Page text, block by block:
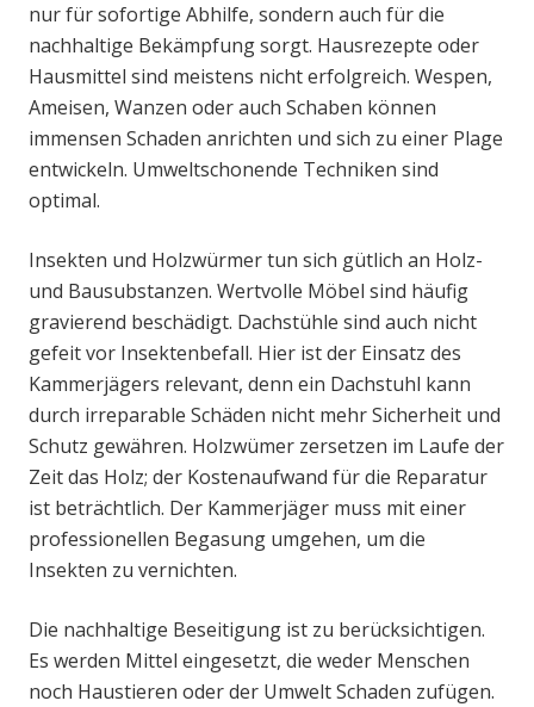
nur für sofortige Abhilfe, sondern auch für die
nachhaltige Bekämpfung sorgt. Hausrezepte oder
Hausmittel sind meistens nicht erfolgreich. Wespen,
Ameisen, Wanzen oder auch Schaben können
immensen Schaden anrichten und sich zu einer Plage
entwickeln. Umweltschonende Techniken sind
optimal.
Insekten und Holzwürmer tun sich gütlich an Holz-
und Bausubstanzen. Wertvolle Möbel sind häufig
gravierend beschädigt. Dachstühle sind auch nicht
gefeit vor Insektenbefall. Hier ist der Einsatz des
Kammerjägers relevant, denn ein Dachstuhl kann
durch irreparable Schäden nicht mehr Sicherheit und
Schutz gewähren. Holzwümer zersetzen im Laufe der
Zeit das Holz; der Kostenaufwand für die Reparatur
ist beträchtlich. Der Kammerjäger muss mit einer
professionellen Begasung umgehen, um die
Insekten zu vernichten.
Die nachhaltige Beseitigung ist zu berücksichtigen.
Es werden Mittel eingesetzt, die weder Menschen
noch Haustieren oder der Umwelt Schaden zufügen.